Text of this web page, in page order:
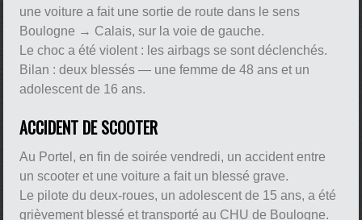
une voiture a fait une sortie de route dans le sens
Boulogne → Calais, sur la voie de gauche.
Le choc a été violent : les airbags se sont déclenchés.
Bilan : deux blessés — une femme de 48 ans et un
adolescent de 16 ans.
ACCIDENT DE SCOOTER
Au Portel, en fin de soirée vendredi, un accident entre
un scooter et une voiture a fait un blessé grave.
Le pilote du deux-roues, un adolescent de 15 ans, a été
grièvement blessé et transporté au CHU de Boulogne.